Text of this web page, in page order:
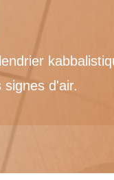
signes d'air.